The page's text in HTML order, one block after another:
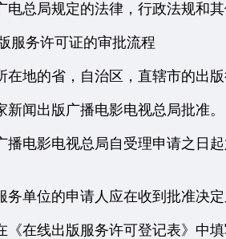
总局规定的法律，行政法规和其
务许可证的审批流程
地的省，自治区，直辖市的出版
闻出版广播电影电视总局批准。
电影电视总局自受理申请之日起
单位的申请人应在收到批准决定
在线出版服务许可登记表》中填